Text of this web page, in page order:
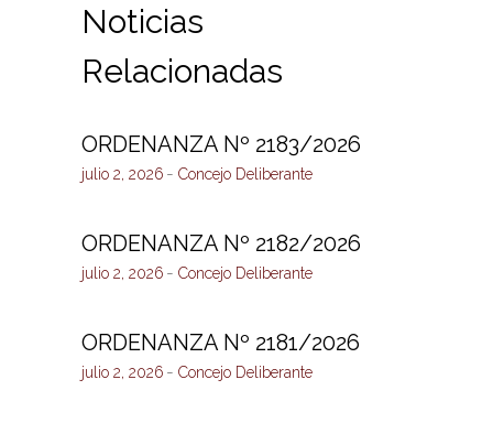
Noticias
Relacionadas
ORDENANZA Nº 2183/2026
julio 2, 2026 Concejo Deliberante
ORDENANZA Nº 2182/2026
julio 2, 2026 Concejo Deliberante
ORDENANZA Nº 2181/2026
julio 2, 2026 Concejo Deliberante